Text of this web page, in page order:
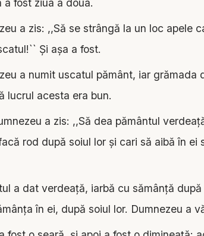
a fost ziua a doua.
a zis: ,,Să se strângă la un loc apele
Şi aşa a fost.
a numit uscatul pământ, iar grămada
lucrul acesta era bun.
a zis: ,,Să dea pământul
rod după soiul lor şi cari să aibă în ei
a dat verdeaţă, iarbă cu sămânţă
în ei, după soiul lor. Dumnezeu a